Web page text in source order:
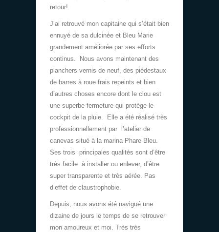
retour!
J’ai retrouvé mon capitaine qui s’était bien
ennuyé de sa dulcinée et Bleu Marie
grandement améliorée par ses efforts
continus. Nous avons maintenant des
planchers vernis de neuf, des piédestaux
de barres à roue frais repeints et bien
d’autres choses encore dont le clou est
une superbe fermeture qui protège le
cockpit de la pluie. Elle a été réalisé très
professionnellement par l’atelier de
canevas situé à la marina Phare Bleu.
Ses trois principales qualités sont d’être
très facile à installer ou enlever, d’être
super transparente et très aérée. Pas
d’effet de claustrophobie.
Depuis, nous avons été navigué une
dizaine de jours le temps de se retrouver
mon amoureux et moi. Très très